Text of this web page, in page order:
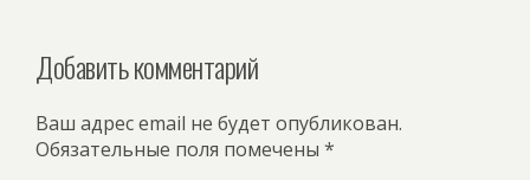
Добавить комментарий
Ваш адрес email не будет опубликован.
Обязательные поля помечены *